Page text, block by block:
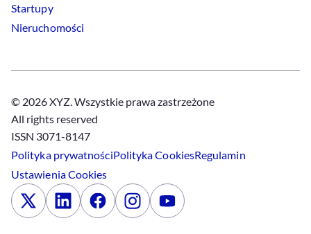
Startupy
Nieruchomości
© 2026 XYZ. Wszystkie prawa zastrzeżone
All rights reserved
ISSN 3071-8147
Polityka prywatnościPolitykaCookiesRegulamin
UstawieniaCookies
x LinkedinFacebookInstagramYoutube